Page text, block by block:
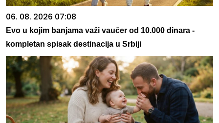
06. 08. 2026 07:08
Evo u kojim banjama važi vaučer od 10.000 dinara -
kompletan spisak destinacija u Srbiji